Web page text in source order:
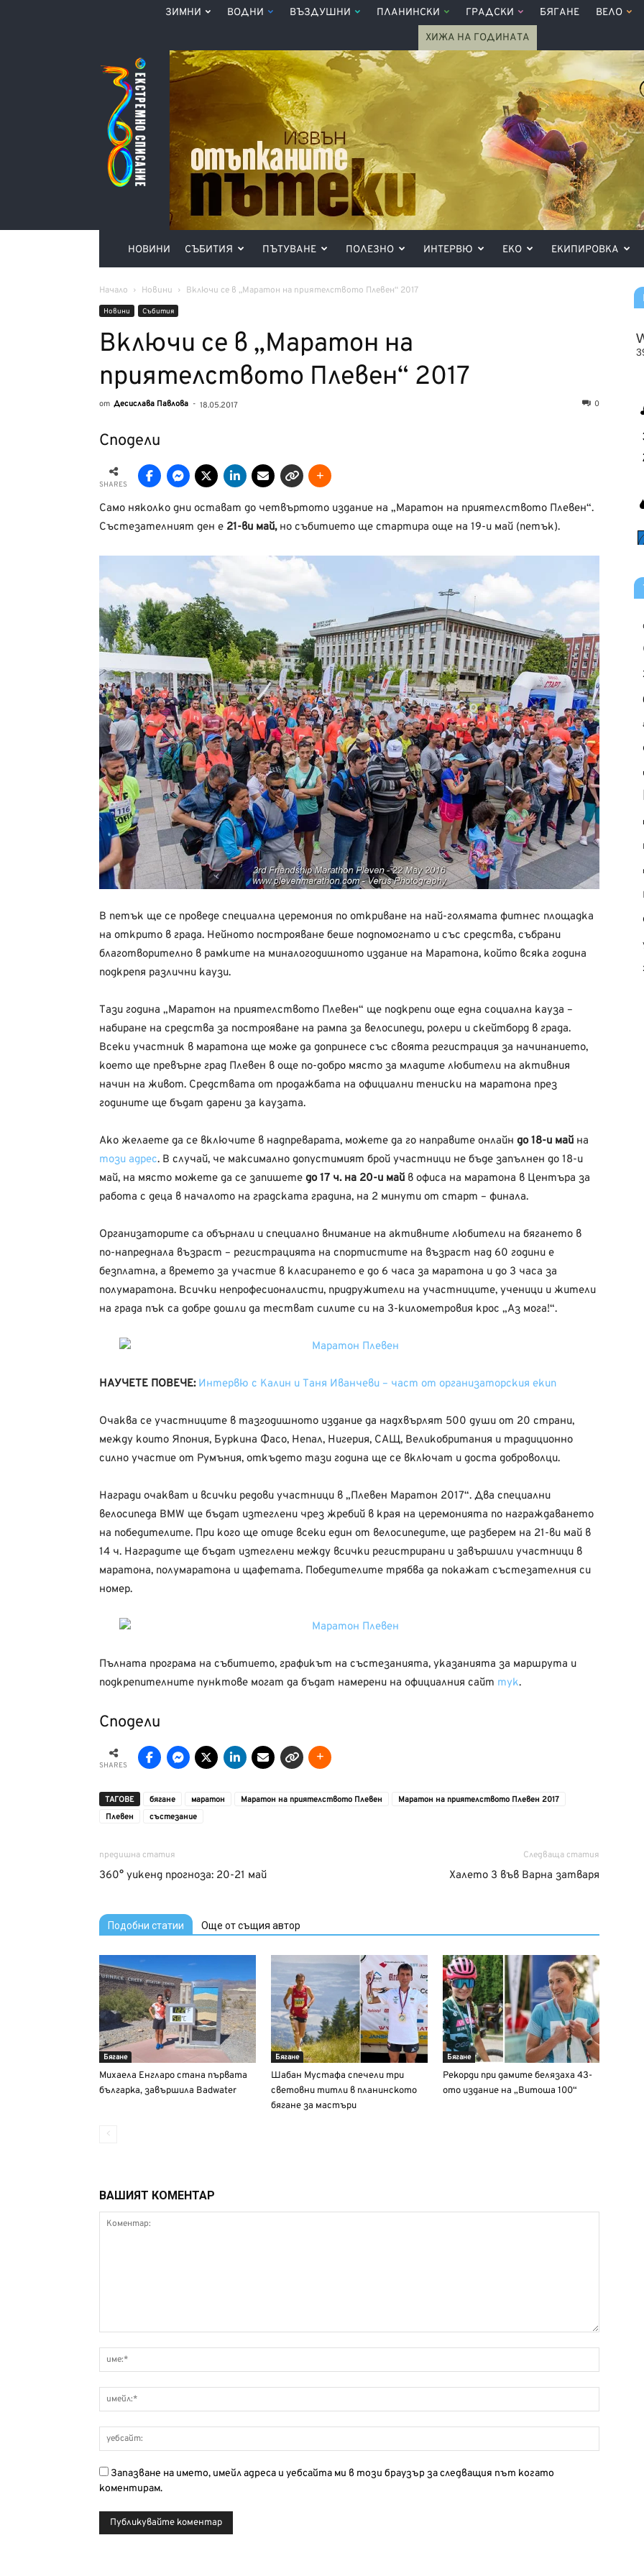
ЗИМНИ ВОДНИ ВЪЗДУШНИ ПЛАНИНСКИ ГРАДСКИ БЯГАНЕ ВЕЛО
ХИЖА НА ГОДИНАТА
Списание
360°
НОВИНИ СЪБИТИЯ ПЪТУВАНЕ ПОЛЕЗНО ИНТЕРВЮ ЕКО ЕКИПИРОВКА
Начало Новини Включи се в „Маратон на приятелството Плевен“ 2017
Новини Събития
Включи се в „Маратон на
приятелството Плевен“ 2017
от Десислава Павлова - 18.05.2017 0
Сподели
SHARES
Само няколко дни остават до четвъртото издание на „Маратон на приятелството Плевен“.
Състезателният ден е 21-ви май,но събитието ще стартира още на 19-и май (петък).
В петък ще се проведе специална церемония по откриване на най-голямата фитнес площадка
на открито в града. Нейното построяване беше подпомогнато и със средства, събрани
благотворително в рамките на миналогодишното издание на Маратона, който всяка година
подкрепя различни каузи.
Тази година „Маратон на приятелството Плевен“ ще подкрепи още една социална кауза –
набиране на средства за построяване на рампа за велосипеди, ролери и скейтборд в града.
Всеки участник в маратона ще може да допринесе със своята регистрация за начинанието,
което ще превърне град Плевен в още по-добро място за младите любители на активния
начин на живот. Средствата от продажбата на официални тениски на маратона през
годините ще бъдат дарени за каузата.
Ако желаете да се включите в надпреварата, можете да го направите онлайн до 18-и май на
този адрес. В случай, че максимално допустимият брой участници не бъде запълнен до 18-и
май, на място можете да се запишете до 17 ч. на 20-и май в офиса на маратона в Центъра за
работа с деца в началото на градската градина, на 2 минути от старт – финала.
Организаторите са обърнали и специално внимание на активните любители на бягането в
по-напреднала възраст – регистрацията на спортистите на възраст над 60 години е
безплатна, а времето за участие в класирането е до 6 часа за маратона и до 3 часа за
полумаратона. Всички непрофесионалисти, придружители на участниците, ученици и жители
на града пък са добре дошли да тестват силите си на 3-километровия крос „Аз мога!“.
НАУЧЕТЕ ПОВЕЧЕ: Интервю с Калин и Таня Иванчеви – част от организаторския екип
Очаква се участниците в тазгодишното издание да надхвърлят 500 души от 20 страни,
между които Япония, Буркина Фасо, Непал, Нигерия, САЩ, Великобритания и традиционно
силно участие от Румъния, откъдето тази година ще се включат и доста доброволци.
Награди очакват и всички редови участници в „Плевен Маратон 2017“. Два специални
велосипеда BMW ще бъдат изтеглени чрез жребий в края на церемонията по награждаването
на победителите. При кого ще отиде всеки един от велосипедите, ще разберем на 21-ви май в
14 ч. Наградите ще бъдат изтеглени между всички регистрирани и завършили участници в
маратона, полумаратона и щафетата. Победителите трябва да покажат състезателния си
номер.
Пълната програма на събитието, графикът на състезанията, указанията за маршрута и
подкрепителните пунктове могат да бъдат намерени на официалния сайт тук.
Сподели
SHARES
ТАГОВЕ бягане маратон Маратон на приятелството Плевен
Маратон на приятелството Плевен 2017
Плевен
състезание
предишна статия
360° уикенд прогноза: 20-21 май
Следваща статия
Халето 3 във Варна затваря
Подобни статии Още от същия автор
Бягане
Михаела Енгларо стана първата
българка, завършила Badwater
Бягане
Шабан Мустафа спечели три
световни титли в планинското
бягане за мастъри
Бягане
Рекорди при дамите белязаха 43-
ото издание на „Витоша 100“
ВАШИЯТ КОМЕНТАР
Запазване на името, имейл адреса и уебсайта ми в този браузър за следващия път когато
коментирам.